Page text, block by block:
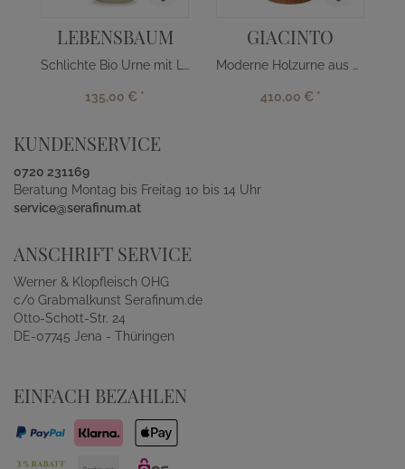
LEBENSBAUM
Schlichte Bio Urne mit Lebensbaum
135,00 € *
GIACINTO
Moderne Holzurne aus Kirschbaum
410,00 € *
KUNDENSERVICE
0720 231169
Beratung Montag bis Freitag 10 bis 14 Uhr
service@serafinum.at
ANSCHRIFT SERVICE
Werner & Klopfleisch OHG
c/o Grabmalkunst Serafinum.de
Otto-Schott-Str. 24
DE-07745 Jena - Thüringen
EINFACH BEZAHLEN